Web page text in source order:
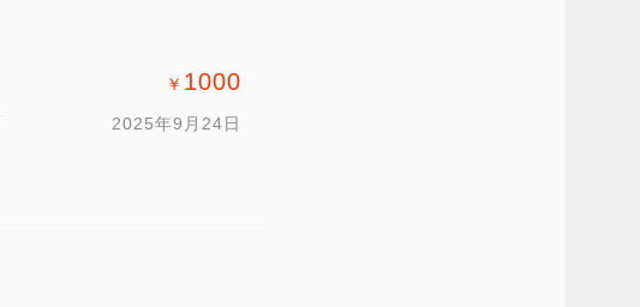
￥ 1000
2025年9月24日